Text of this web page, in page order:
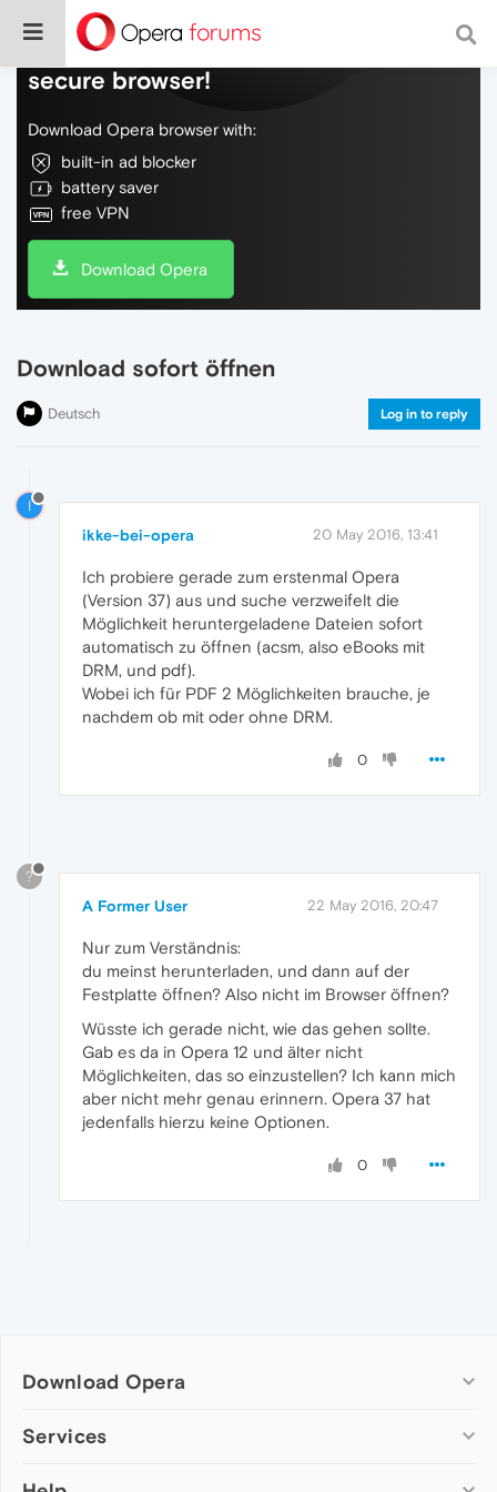
Do more on the web, with a fast and
secure browser!
Download Opera browser with:
built-in ad blocker
battery saver
free VPN
Download Opera
Download sofort öffnen
Deutsch Log in to reply
I
ikke-bei-opera 20 May 2016, 13:41
Ich probiere gerade zum erstenmal Opera
(Version 37) aus und suche verzweifelt die
Möglichkeit heruntergeladene Dateien sofort
automatisch zu öffnen (acsm, also eBooks mit
DRM, und pdf).
Wobei ich für PDF 2 Möglichkeiten brauche, je
nachdem ob mit oder ohne DRM.
0
?
A Former User 22 May 2016, 20:47
Nur zum Verständnis:
du meinst herunterladen, und dann auf der
Festplatte öffnen? Also nicht im Browser öffnen?
Wüsste ich gerade nicht, wie das gehen sollte.
Gab es da in Opera 12 und älter nicht
Möglichkeiten, das so einzustellen? Ich kann mich
aber nicht mehr genau erinnern. Opera 37 hat
jedenfalls hierzu keine Optionen.
0
Download Opera
Computer browsers
Services
Add-ons